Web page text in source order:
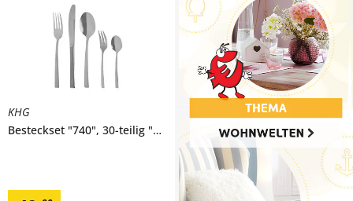
KHG
Besteckset "740", 30-teilig "740"